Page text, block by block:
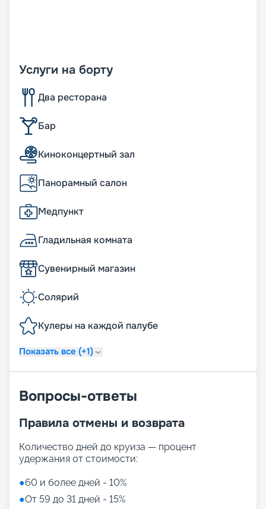
Услуги на борту
Два ресторана
Бар
Киноконцертный зал
Панорамный салон
Медпункт
Гладильная комната
Сувенирный магазин
Солярий
Кулеры на каждой палубе
Показать все (+1)
Вопросы-ответы
Правила отмены и возврата
Количество дней до круиза — процент
удержания от стоимости:
●60 и более дней - 10%
●От 59 до 31 дней - 15%